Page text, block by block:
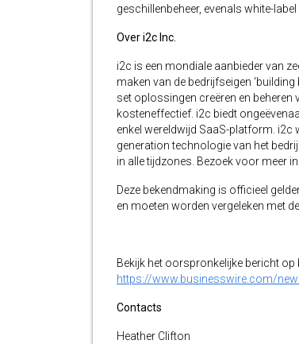
geschillenbeheer, evenals white-
Over i2c Inc.
i2c is een mondiale aanbieder van
maken van de bedrijfseigen
set oplossingen creëren en beheren
kosteneffectief. i2c biedt
enkel wereldwijd SaaS-platform. i2c
generation technologie van het
in alle tijdzones. Bezoek voor meer
Deze bekendmaking is officieel
en moeten worden vergeleken met
Bekijk het oorspronkelijke bericht
https://www.businesswire.com/
Contacts
Heather Clifton